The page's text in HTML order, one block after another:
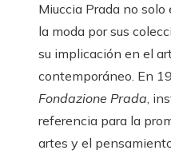
Miuccia Prada no
la moda por sus
su implicación en el
contemporáneo. En
Fondazione Prada,
referencia para la
artes y el